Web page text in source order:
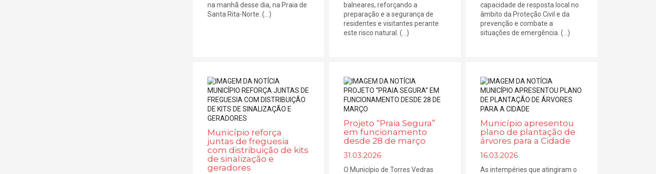
na manhã desse dia, na Praia de
Santa Rita-Norte. (...)
balneares, reforçando a
preparação e a segurança de
residentes e visitantes perante
este risco natural. (...)
capacidade de resposta local no
âmbito da Proteção Civil e da
prevenção e combate a
situações de emergência. (...)
Município reforça
juntas de freguesia
com distribuição de kits
de sinalização e
geradores
Projeto “Praia Segura”
em funcionamento
desde 28 de março
31.03.2026
O Município de Torres Vedras
Município apresentou
plano de plantação de
árvores para a Cidade
16.03.2026
As intempéries que atingiram o